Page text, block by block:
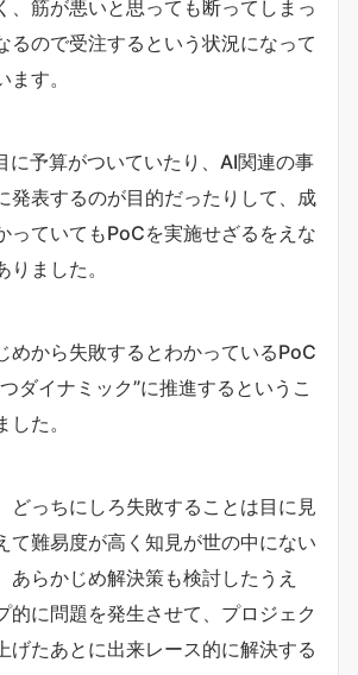
、筋が悪いと思っても断ってしまっ
るので受注するという状況になって
す。
に予算がついていたり、AI関連の事
発表するのが目的だったりして、成
っていてもPoCを実施せざるをえな
ました。
めから失敗するとわかっているPoC
ダイナミック”に推進するというこ
た。
どっちにしろ失敗することは目に見
て難易度が高く知見が世の中にない
あらかじめ解決策も検討したうえ
的に問題を発生させて、プロジェク
げたあとに出来レース的に解決する